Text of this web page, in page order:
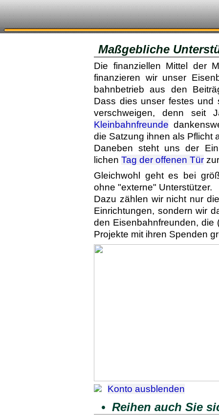
Maßgebliche
Die finanziellen Mittel der
finanzieren wir unser
bahn­betrieb aus den
Dass dies unser festes und
ver­schweigen, denn seit
Kleinbahn­freunde
die Satzung ihnen als Pflicht
Daneben steht uns der
lichen Tag der offenen Tür
Gleichwohl geht es bei
ohne "externe" Unterstützer.
Dazu zählen wir nicht nur
Einrichtungen, sondern wir
den Eisenbahnfreunden, die
Projekte mit ihren Spenden
Konto ausblenden
• Reihen auch Sie